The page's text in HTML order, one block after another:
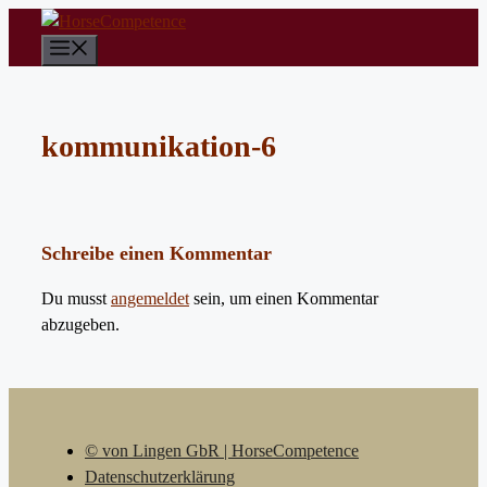
springen
kommunikation-6
Schreibe einen Kommentar
Du musst angemeldet sein, um einen Kommentar
abzugeben.
© von Lingen GbR | HorseCompetence
Datenschutzerklärung